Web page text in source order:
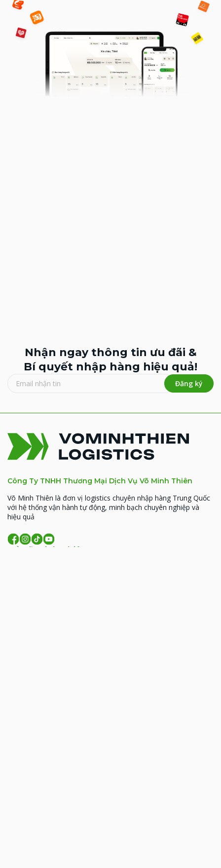
Nhận ngay thông tin ưu đãi &
Bí quyết nhập hàng hiệu quả!
Đăng ký
Công Ty TNHH Thương Mại Dịch Vụ Võ Minh Thiên
Võ Minh Thiên là đơn vị logistics chuyên nhập hàng Trung Quốc
với hệ thống vận hành tự động, minh bạch chuyên nghiệp và
hiệu quả
Về Võ Minh Thiên